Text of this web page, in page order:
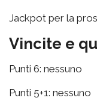
Jackpot per la
Vincite e
Punti 6: nessuno
Punti 5+1: nessuno